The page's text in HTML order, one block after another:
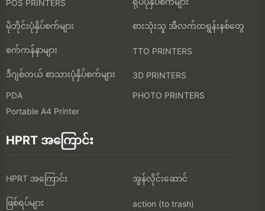
POS PRINTERS
မိုဘိုင်းပုံနှိပ်စက်များ စားသုံးသူ အီလက်ထရွန်းနစ်တွေ
စက်ကန်နာများ TTO PRINTERS
ဒီဂျစ်တယ် စာသားပုံနှိပ်စက်များ
3D PRINTERS
PDA
PHOTO PRINTERS
Portable A4 Printer
HPRT အကြောင်း
HPRT အကြောင်း အွန်လိုင်းဆောင်
ဖြစ်ရပ်များ action (to trash)